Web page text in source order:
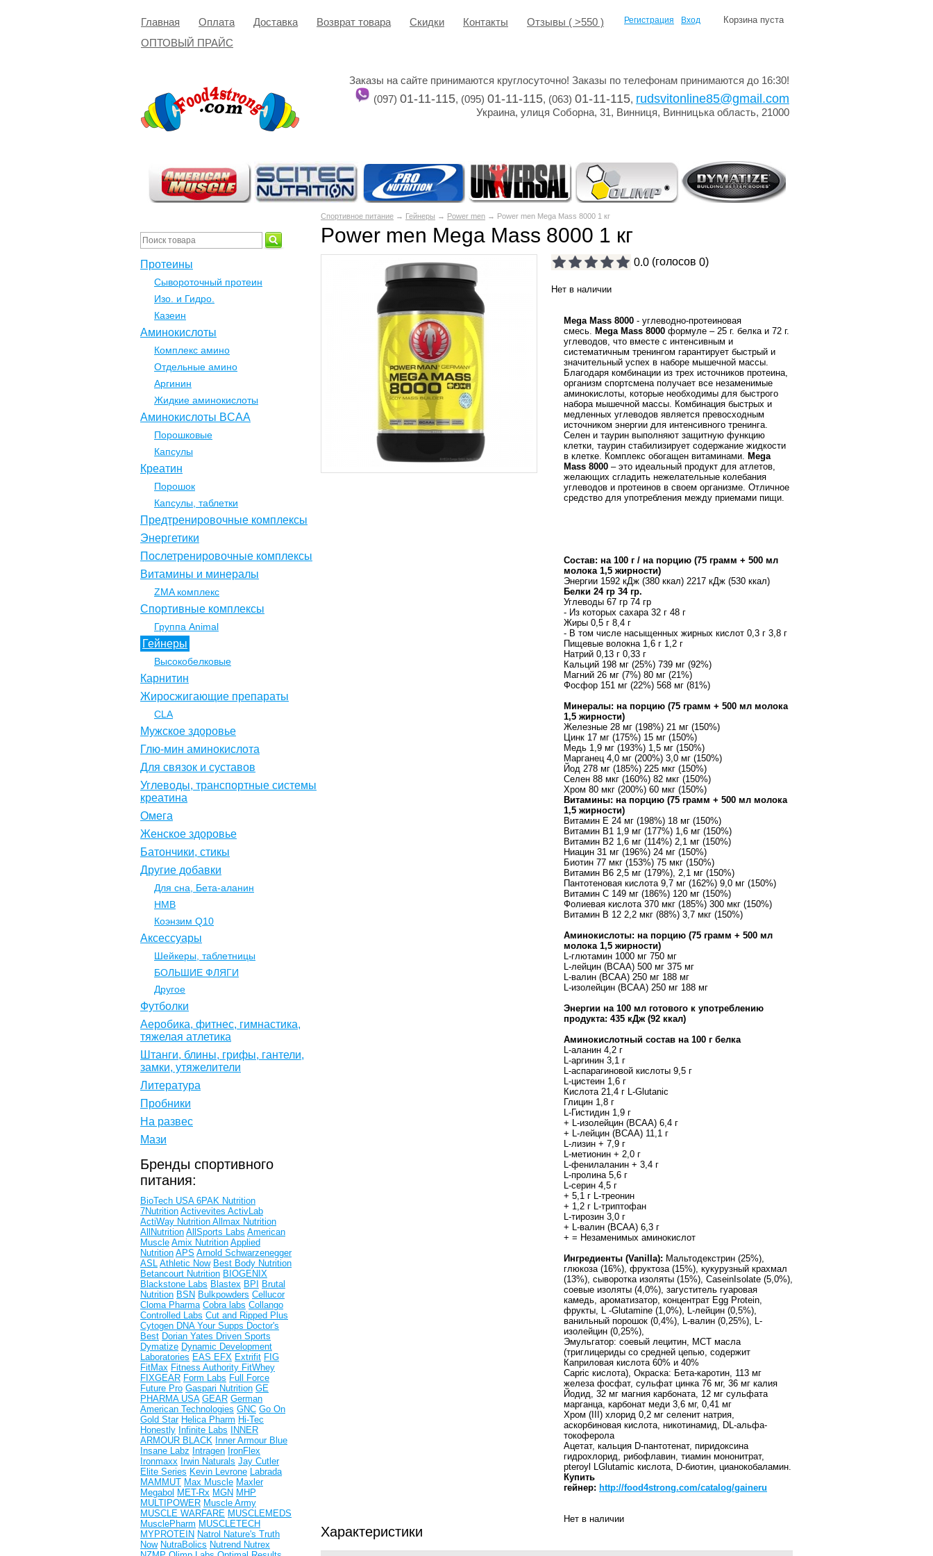
Главная Оплата Доставка Возврат товара Cкидки Контакты
Отзывы ( >550 )
ОПТОВЫЙ ПРАЙС
Корзина пуста
Регистрация Вход
Заказы на сайте принимаются круглосуточно! Заказы по телефонам принимаются до 16:30!
(097) 01-11-115, (095) 01-11-115, (063) 01-11-115, rudsvitonline85@gmail.com
Украина, улиця Соборна, 31, Винниця, Винницька область, 21000
Спортивное питание → Гейнеры → Power men → Power men Mega Mass 8000 1 кг
Power men Mega Mass 8000 1 кг
0.0 (голосов 0)
Нет в наличии
Mega Mass 8000 - углеводно-протеиновая
смесь. Mega Mass 8000 формуле – 25 г. белка и 72 г.
углеводов, что вместе с интенсивным и
систематичным тренингом гарантирует быстрый и
значительный успех в наборе мышечной массы.
Благодаря комбинации из трех источников протеина,
организм спортсмена получает все незаменимые
аминокислоты, которые необходимы для быстрого
набора мышечной массы. Комбинация быстрых и
медленных углеводов является превосходным
источником энергии для интенсивного тренинга.
Cелен и таурин выполняют защитную функцию
клетки, таурин стабилизирует содержание жидкости
в клетке. Комплекс обогащен витаминами. Mega
Mass 8000 – это идеальный продукт для атлетов,
желающих сгладить нежелательные колебания
углеводов и протеинов в своем организме. Отличное
средство для употребления между приемами пищи.
Состав: на 100 г / на порцию (75 грамм + 500 мл
молока 1,5 жирности)
Энергии 1592 кДж (380 ккал) 2217 кДж (530 ккал)
Белки 24 гр 34 гр.
Углеводы 67 гр 74 гр
- Из которых сахара 32 г 48 г
Жиры 0,5 г 8,4 г
- В том числе насыщенных жирных кислот 0,3 г 3,8 г
Пищевые волокна 1,6 г 1,2 г
Натрий 0,13 г 0,33 г
Кальций 198 мг (25%) 739 мг (92%)
Магний 26 мг (7%) 80 мг (21%)
Фосфор 151 мг (22%) 568 мг (81%)
Минералы: на порцию (75 грамм + 500 мл молока
1,5 жирности)
Железные 28 мг (198%) 21 мг (150%)
Цинк 17 мг (175%) 15 мг (150%)
Медь 1,9 мг (193%) 1,5 мг (150%)
Марганец 4,0 мг (200%) 3,0 мг (150%)
Йод 278 мг (185%) 225 мкг (150%)
Селен 88 мкг (160%) 82 мкг (150%)
Хром 80 мкг (200%) 60 мкг (150%)
Витамины: на порцию (75 грамм + 500 мл молока
1,5 жирности)
Витамин Е 24 мг (198%) 18 мг (150%)
Витамин В1 1,9 мг (177%) 1,6 мг (150%)
Витамин В2 1,6 мг (114%) 2,1 мг (150%)
Ниацин 31 мг (196%) 24 мг (150%)
Биотин 77 мкг (153%) 75 мкг (150%)
Витамин В6 2,5 мг (179%), 2,1 мг (150%)
Пантотеновая кислота 9,7 мг (162%) 9,0 мг (150%)
Витамин С 149 мг (186%) 120 мг (150%)
Фолиевая кислота 370 мкг (185%) 300 мкг (150%)
Витамин B 12 2,2 мкг (88%) 3,7 мкг (150%)
Аминокислоты: на порцию (75 грамм + 500 мл
молока 1,5 жирности)
L-глютамин 1000 мг 750 мг
L-лейцин (BCAA) 500 мг 375 мг
L-валин (BCAA) 250 мг 188 мг
L-изолейцин (BCAA) 250 мг 188 мг
Энергии на 100 мл готового к употреблению
продукта: 435 кДж (92 ккал)
Аминокислотный состав на 100 г белка
L-аланин 4,2 г
L-аргинин 3,1 г
L-аспарагиновой кислоты 9,5 г
L-цистеин 1,6 г
Кислота 21,4 г L-Glutanic
Глицин 1,8 г
L-Гистидин 1,9 г
+ L-изолейцин (BCAA) 6,4 г
+ L-лейцин (BCAA) 11,1 г
L-лизин + 7,9 г
L-метионин + 2,0 г
L-фенилаланин + 3,4 г
L-пролина 5,6 г
L-серин 4,5 г
+ 5,1 г L-треонин
+ 1,2 г L-триптофан
L-тирозин 3,0 г
+ L-валин (BCAA) 6,3 г
+ = Незаменимых аминокислот
Ингредиенты (Vanilla): Мальтодекстрин (25%),
глюкоза (16%), фруктоза (15%), кукурузный крахмал
(13%), сыворотка изоляты (15%), CaseinIsolate (5,0%),
соевые изоляты (4,0%), загуститель гуаровая
камедь, ароматизатор, концентрат Egg Protein,
фрукты, L -Glutamine (1,0%), L-лейцин (0,5%),
ванильный порошок (0,4%), L-валин (0,25%), L-
изолейцин (0,25%),
Эмульгатор: соевый лецитин, MCT масла
(триглицериды со средней цепью, содержит
Каприловая кислота 60% и 40%
Capric кислота), Окраска: Бета-каротин, 113 мг
железа фосфат, сульфат цинка 76 мг, 36 мг калия
Йодид, 32 мг магния карбоната, 12 мг сульфата
марганца, карбонат меди 3,6 мг, 0,41 мг
Хром (III) хлорид 0,2 мг селенит натрия,
аскорбиновая кислота, никотинамид, DL-альфа-
токоферола
Ацетат, кальция D-пантотенат, пиридоксина
гидрохлорид, рибофлавин, тиамин мононитрат,
pteroyl LGlutamic кислота, D-биотин, цианокобаламин.
Купить
гейнер: http://food4strong.com/catalog/gaineru
Нет в наличии
Характеристики
Протеины
Сывороточный протеин
Изо. и Гидро.
Казеин
Аминокислоты
Комплекс амино
Отдельные амино
Аргинин
Жидкие аминокислоты
Аминокислоты BCAA
Порошковые
Капсулы
Креатин
Порошок
Капсулы, таблетки
Предтренировочные комплексы
Энергетики
Послетренировочные комплексы
Витамины и минералы
ZMA комплекс
Спортивные комплексы
Группа Animal
Гейнеры
Высокобелковые
Карнитин
Жиросжигающие препараты
CLA
Мужское здоровье
Глю-мин аминокислота
Для связок и суставов
Углеводы, транспортные системы
креатина
Омега
Женское здоровье
Батончики, стикы
Другие добавки
Для сна, Бета-аланин
НМВ
Коэнзим Q10
Аксессуары
Шейкеры, таблетницы
БОЛЬШИЕ ФЛЯГИ
Другое
Футболки
Аеробика, фитнес, гимнастика,
тяжелая атлетика
Штанги, блины, грифы, гантели,
замки, утяжелители
Литература
Пробники
На развес
Мази
Бренды спортивного
питания:
BioTech USA 6PAK Nutrition
7Nutrition Activevites ActivLab
ActiWay Nutrition Allmax Nutrition
AllNutrition AllSports Labs American
Muscle Amix Nutrition Applied
Nutrition APS Arnold Schwarzenegger
ASL Athletic Now Best Body Nutrition
Betancourt Nutrition BIOGENIX
Blackstone Labs Blastex BPI
Brutal
Nutrition BSN Bulkpowders Cellucor
Cloma Pharma Cobra labs Collango
Controlled Labs Cut and Ripped Plus
Cytogen DNA Your Supps Doctor's
Best Dorian Yates Driven Sports
Dymatize Dynamic Development
Laboratories EAS EFX Extrifit FIG
FitMax Fitness Authority FitWhey
FIXGEAR Form Labs Full Force
Future Pro Gaspari Nutrition GE
PHARMA USA GEAR German
American Technologies GNC Go On
Gold Star Helica Pharm Hi-Tec
Honestly Infinite Labs
INNER
ARMOUR BLACK Inner Armour Blue
Insane Labz Intragen IronFlex
Ironmaxx Irwin Naturals Jay Cutler
Elite Series Kevin Levrone Labrada
MAMMUT Max Muscle Maxler
Megabol MET-Rx MGN MHP
MULTIPOWER Muscle Army
MUSCLE WARFARE MUSCLEMEDS
MusclePharm MUSCLETECH
MYPROTEIN Natrol Nature's Truth
Now NutraBolics Nutrend Nutrex